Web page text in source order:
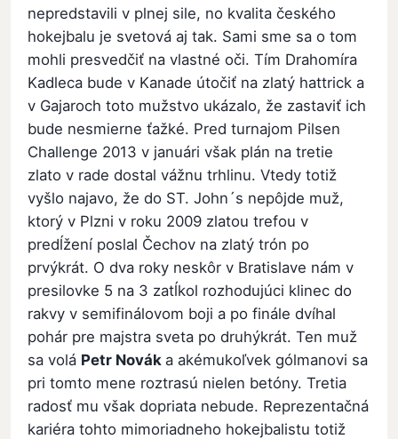
nepredstavili v plnej sile, no kvalita českého
hokejbalu je svetová aj tak. Sami sme sa o tom
mohli presvedčiť na vlastné oči. Tím Drahomíra
Kadleca bude v Kanade útočiť na zlatý hattrick a
v Gajaroch toto mužstvo ukázalo, že zastaviť ich
bude nesmierne ťažké. Pred turnajom Pilsen
Challenge 2013 v januári však plán na tretie
zlato v rade dostal vážnu trhlinu. Vtedy totiž
vyšlo najavo, že do ST. John´s nepôjde muž,
ktorý v Plzni v roku 2009 zlatou trefou v
predĺžení poslal Čechov na zlatý trón po
prvýkrát. O dva roky neskôr v Bratislave nám v
presilovke 5 na 3 zatĺkol rozhodujúci klinec do
rakvy v semifinálovom boji a po finále dvíhal
pohár pre majstra sveta po druhýkrát. Ten muž
sa volá Petr Novák a akémukoľvek gólmanovi sa
pri tomto mene roztrasú nielen betóny. Tretia
radosť mu však dopriata nebude. Reprezentačná
kariéra tohto mimoriadneho hokejbalistu totiž